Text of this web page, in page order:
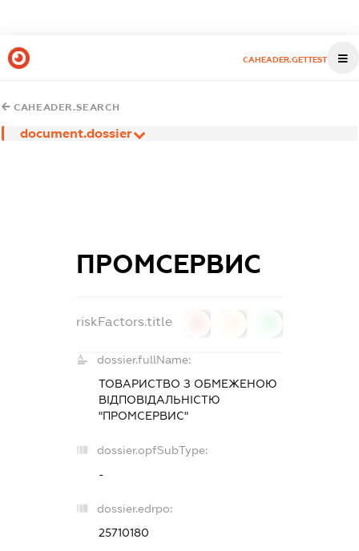
CAHEADER.GETTEST
CAHEADER.SEARCH
document.dossier
ПРОМСЕРВИС
riskFactors.title
dossier.fullName:
ТОВАРИСТВО З ОБМЕЖЕНОЮ
ВІДПОВІДАЛЬНІСТЮ
"ПРОМСЕРВИС"
dossier.opfSubType:
-
dossier.edrpo:
25710180